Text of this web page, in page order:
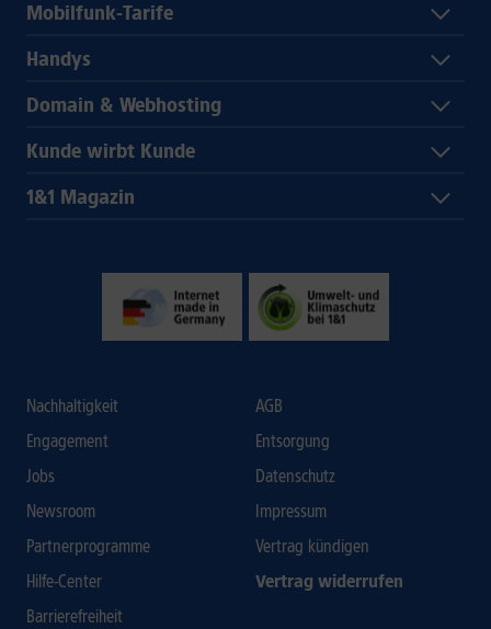
Mobilfunk-Tarife
Handys
Domain & Webhosting
Kunde wirbt Kunde
1&1 Magazin
Nachhaltigkeit
Engagement
Jobs
Newsroom
Partnerprogramme
Hilfe-Center
Barrierefreiheit
AGB
Entsorgung
Datenschutz
Impressum
Vertrag kündigen
Vertrag widerrufen